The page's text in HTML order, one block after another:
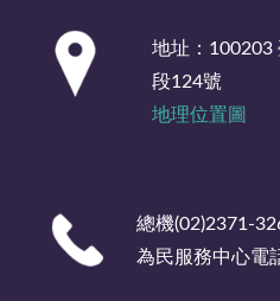
地址：100203
段124號
地理位置圖
總機(02)2371-
為民服務中心電